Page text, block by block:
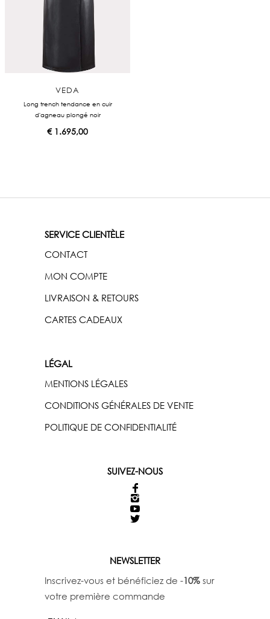
VEDA
Long trench tendance en cuir
d'agneau plongé noir
€1.695,00
SERVICE CLIENTÈLE
CONTACT
MON COMPTE
LIVRAISON & RETOURS
CARTES CADEAUX
LÉGAL
MENTIONS LÉGALES
CONDITIONS GÉNÉRALES DE VENTE
POLITIQUE DE CONFIDENTIALITÉ
SUIVEZ-NOUS
NEWSLETTER
Inscrivez-vous et bénéficiez de -10% sur
votre première commande